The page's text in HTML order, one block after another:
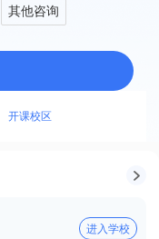
其他咨询
开课校区
进入学校